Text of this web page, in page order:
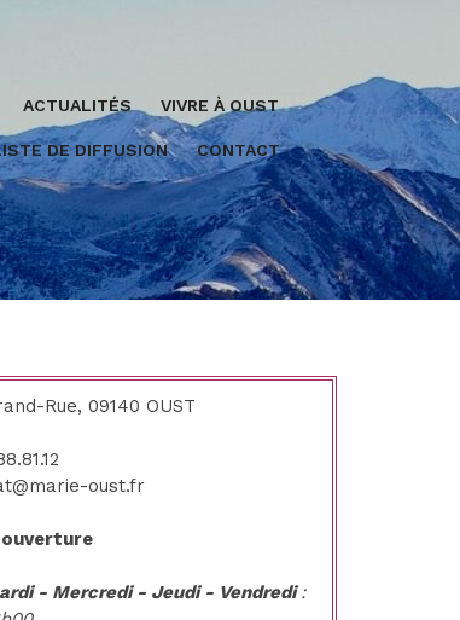
ACTUALITÉS VIVRE À OUST
DE DIFFUSION CONTACT
Rue, 09140 OUST
oust.fr
- Mercredi - Jeudi - Vendredi: